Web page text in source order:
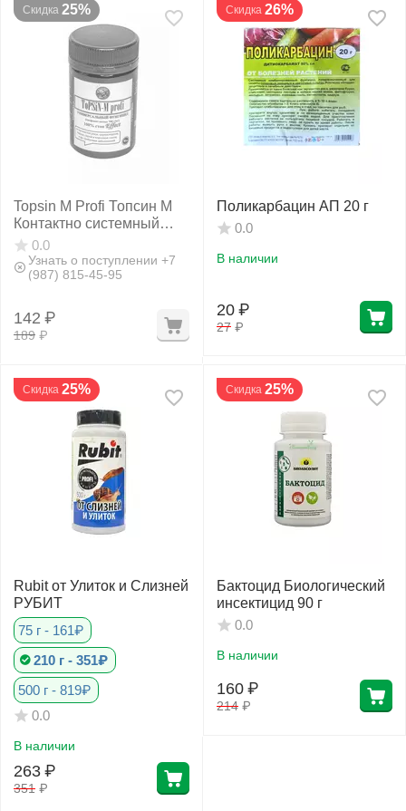
Скидка 25%
Topsin M Profi Топсин М
Контактно системный
0.0
Узнать о поступлении +7
(987) 815-45-95
189 ₽
142 ₽
Скидка 26%
Поликарбацин АП 20 г
0.0
В наличии
27 ₽
20 ₽
Скидка 25%
Rubit от Улиток и Слизней
РУБИТ
75 г - 161₽
210 г - 351₽
500 г - 819₽
0.0
В наличии
351 ₽
263 ₽
Скидка 25%
Бактоцид Биологический
инсектицид 90 г
0.0
В наличии
214 ₽
160 ₽